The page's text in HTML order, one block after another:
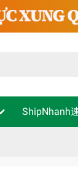
ShipNhanh